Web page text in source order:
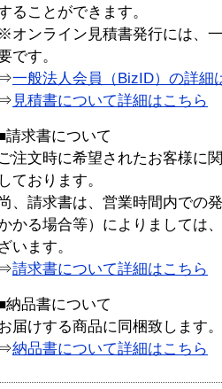
ることができます。
※オンライン見積書発行には、
です。
⇒一般法人会員（BizID）の詳細
⇒ 見積書について詳細はこちら
請求書について
ご注文時に希望されたお客様に
しております。
、請求書は、営業時間内での
かる場合等）によりましては
ざいます。
⇒請求書について詳細はこちら
納品書について
届けする商品に同梱致します。
⇒納品書について詳細はこちら